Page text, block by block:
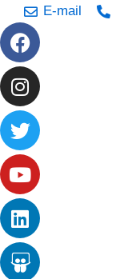
para
o
conteúdo
E-mail
Facebook
Instagram
Twitter
Youtube
Linkedin
Slideshare